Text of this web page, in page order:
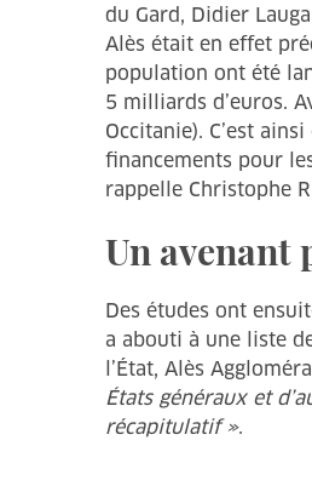
du Gard, Didier
Alès était en effet
population ont été
5 milliards d’euros.
Occitanie). C’est
financements pour
rappelle Christophe
Un avenant
Des études ont
a abouti à une liste
l’État, Alès
États généraux et
récapitulatif ».